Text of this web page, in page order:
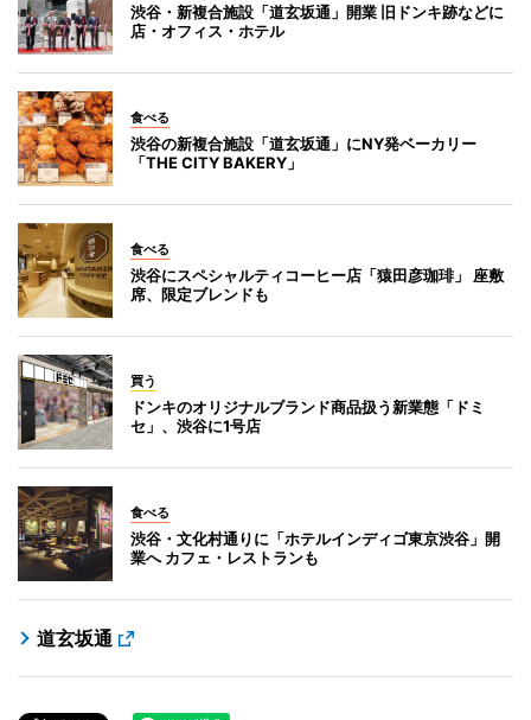
渋谷・新複合施設「道玄坂通」開業 旧ドンキ跡などに
店・オフィス・ホテル
食べる
渋谷の新複合施設「道玄坂通」にNY発ベーカリー
「THE CITY BAKERY」
食べる
渋谷にスペシャルティコーヒー店「猿田彦珈琲」 座敷
席、限定ブレンドも
買う
ドンキのオリジナルブランド商品扱う新業態「ドミ
セ」、渋谷に1号店
食べる
渋谷・文化村通りに「ホテルインディゴ東京渋谷」開
業へ カフェ・レストランも
道玄坂通